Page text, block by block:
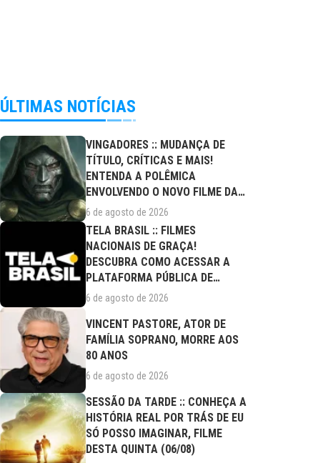
ÚLTIMAS NOTÍCIAS
VINGADORES :: MUDANÇA DE
TÍTULO, CRÍTICAS E MAIS!
ENTENDA A POLÊMICA
ENVOLVENDO O NOVO FILME DA
MARVEL
6 de agosto de 2026
TELA BRASIL :: FILMES
NACIONAIS DE GRAÇA!
DESCUBRA COMO ACESSAR A
PLATAFORMA PÚBLICA DE
STREAMING
6 de agosto de 2026
VINCENT PASTORE, ATOR DE
FAMÍLIA SOPRANO, MORRE AOS
80 ANOS
6 de agosto de 2026
SESSÃO DA TARDE :: CONHEÇA A
HISTÓRIA REAL POR TRÁS DE EU
SÓ POSSO IMAGINAR, FILME
DESTA QUINTA (06/08)